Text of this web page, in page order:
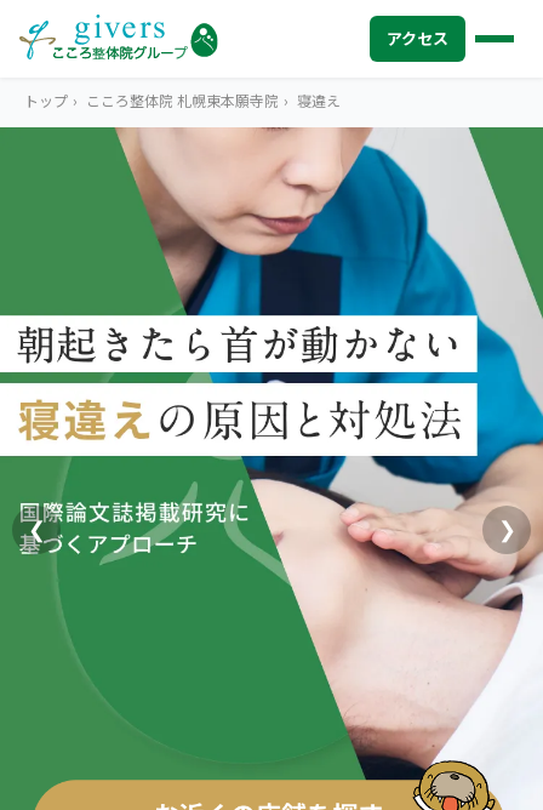
アクセス
トップ
症状から探す
腰痛
肩こり・首こり
頭痛
四十肩・五十肩
膝痛・関節痛
産後の不調・体型の崩れ
骨盤の傾き・歪み
MENU メニューから探す
STORE 店舗一覧
AREA エリアから探す
北海道
札幌エリア（13院）
仙台エリア（4院）
池袋エリア（3院）
新宿エリア（3院）
ABOUT US 私たちについて
こころ整体院グループについて
初めての方へ
giversメソッドGIFT
研究・論文
ご予約はこちら
とらわれないカラダを。
トップ › こころ整体院 札幌東本願寺院 › 寝違え
❮ ❯